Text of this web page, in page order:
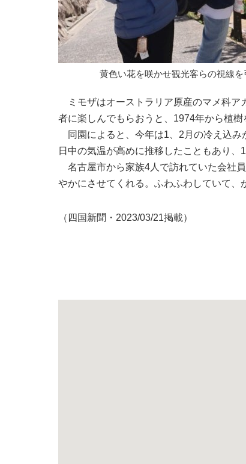
黄色い花を咲かせ観光客らの視線
ミモザはオーストラリア原産のマメ科ア
者に楽しんでもらおうと、1974年から植
同園によると、今年は1、2月の冷え込み
日中の気温が高めに推移したこともあり、
名古屋市から家族4人で訪れていた会社
やかにさせてくれる。ふわふわしていて、
（四国新聞・2023/03/21掲載）